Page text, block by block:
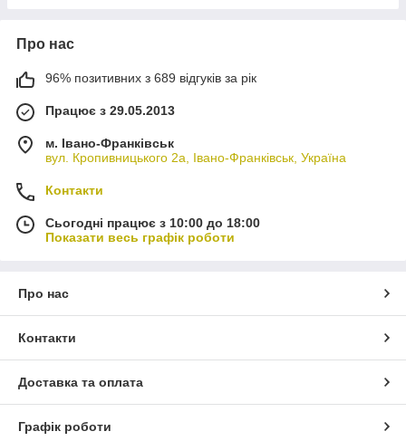
Про нас
96% позитивних з 689 відгуків за рік
Працює з 29.05.2013
м. Івано-Франківськ
вул. Кропивницького 2а, Івано-Франківськ, Україна
Контакти
Сьогодні працює з 10:00 до 18:00
Показати весь графік роботи
Про нас
Контакти
Доставка та оплата
Графік роботи